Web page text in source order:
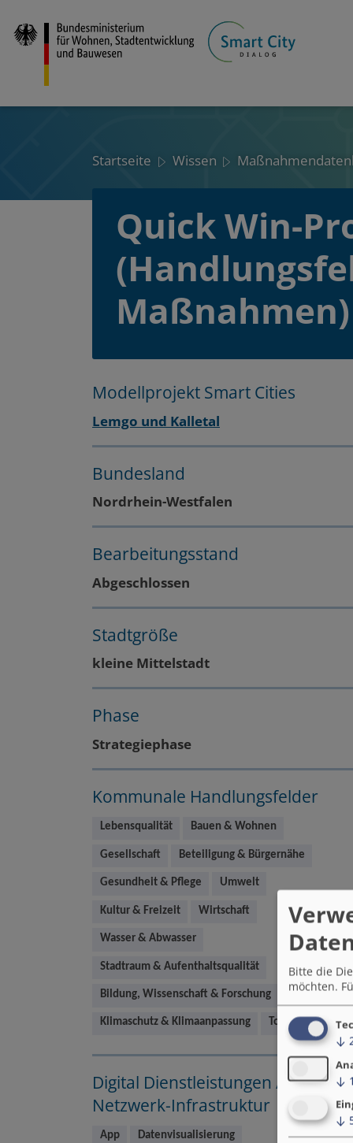
zum
Inhalt
Startseite Wissen
Quick Win-
Maßnahmen)
Zum
Seitenbereich
Zum
Hauptinhalt
Layout
Modellprojekt Smart Cities
Lemgo und Kalletal
Bundesland
Nordrhein-Westfalen
Bearbeitungsstand
Abgeschlossen
Stadtgröße
kleine Mittelstadt
Phase
Strategiephase
Kommunale Handlungsfelder
Lebensqualität Bauen & Wohnen
Gesellschaft Beteiligung & Bürgernähe
Gesundheit & Pflege Umwelt
Kultur & Freizeit Wirtschaft
Wasser & Abwasser
Stadtraum & Aufenthaltsqualität
Bildung, Wissenschaft & Forschung
Klimaschutz & Klimaanpassung Tourismus
Digital Dienstleistungen /
Netzwerk-Infrastruktur
App Datenvisualisierung
Bitte die
möchten.
↓
↓ 1
↓